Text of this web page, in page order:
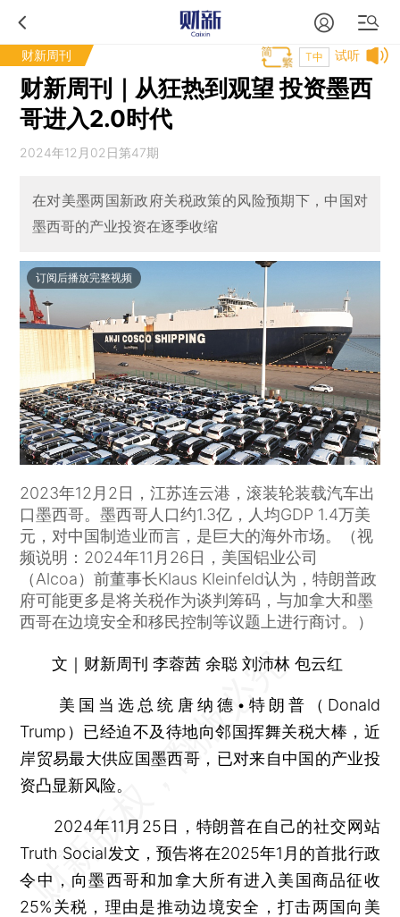
财新周刊 试听
T中
财新周刊｜从狂热到观望 投资墨西
哥进入2.0时代
2024年12月02日第47期
在对美墨两国新政府关税政策的风险预期下，中国对
墨西哥的产业投资在逐季收缩
订阅后播放完整视频
2023年12月2日，江苏连云港，滚装轮装载汽车出
口墨西哥。墨西哥人口约1.3亿，人均GDP 1.4万美
元，对中国制造业而言，是巨大的海外市场。（视
频说明：2024年11月26日，美国铝业公司
（Alcoa）前董事长Klaus Kleinfeld认为，特朗普政
府可能更多是将关税作为谈判筹码，与加拿大和墨
西哥在边境安全和移民控制等议题上进行商讨。）
文｜财新周刊 李蓉茜 余聪 刘沛林 包云红
美国当选总统唐纳德•特朗普（Donald
Trump）已经迫不及待地向邻国挥舞关税大棒，近
岸贸易最大供应国墨西哥，已对来自中国的产业投
资凸显新风险。
2024年11月25日，特朗普在自己的社交网站
Truth Social发文，预告将在2025年1月的首批行政
令中，向墨西哥和加拿大所有进入美国商品征收
25%关税，理由是推动边境安全，打击两国向美